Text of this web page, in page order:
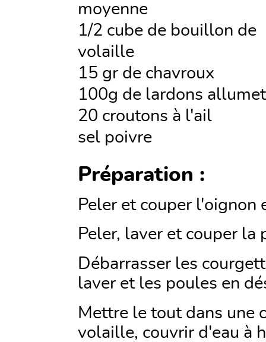
moyenne
1/2 cube de bouillon de
volaille
15 gr de chavroux
100g de lardons
20 croutons à l'ail
sel poivre
Préparation :
Peler et couper l'oignon
Peler, laver et couper la
Débarrasser les
laver et les poules en
Mettre le tout dans une
volaille, couvrir d'eau à